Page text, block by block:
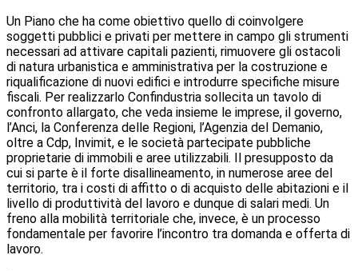
Un Piano che ha come obiettivo quello di coinvolgere
soggetti pubblici e privati per mettere in campo gli strumenti
necessari ad attivare capitali pazienti, rimuovere gli ostacoli
di natura urbanistica e amministrativa per la costruzione e
riqualificazione di nuovi edifici e introdurre specifiche misure
fiscali. Per realizzarlo Confindustria sollecita un tavolo di
confronto allargato, che veda insieme le imprese, il governo,
l’Anci, la Conferenza delle Regioni, l’Agenzia del Demanio,
oltre a Cdp, Invimit, e le società partecipate pubbliche
proprietarie di immobili e aree utilizzabili. Il presupposto da
cui si parte è il forte disallineamento, in numerose aree del
territorio, tra i costi di affitto o di acquisto delle abitazioni e il
livello di produttività del lavoro e dunque di salari medi. Un
freno alla mobilità territoriale che, invece, è un processo
fondamentale per favorire l’incontro tra domanda e offerta di
lavoro.